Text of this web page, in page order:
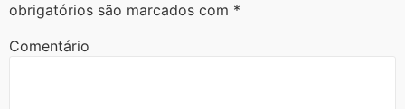
obrigatórios são marcados com *
Comentário